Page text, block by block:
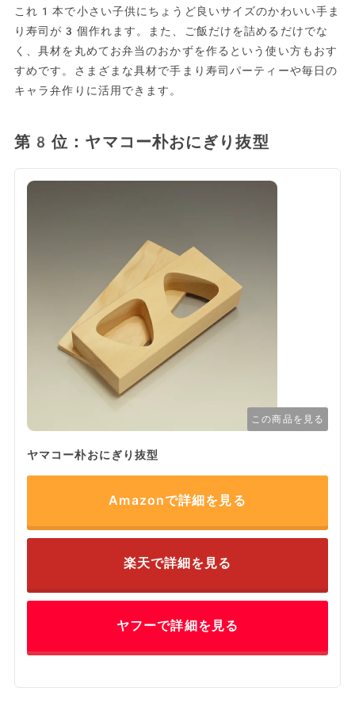
これ1本で小さい子供にちょうど良いサイズのかわいい手ま
り寿司が3個作れます。また、ご飯だけを詰めるだけでな
く、具材を丸めてお弁当のおかずを作るという使い方もおす
すめです。さまざまな具材で手まり寿司パーティーや毎日の
キャラ弁作りに活用できます。
第8位：ヤマコー朴おにぎり抜型
この商品を見る
ヤマコー朴おにぎり抜型
Amazonで詳細を見る
楽天で詳細を見る
ヤフーで詳細を見る